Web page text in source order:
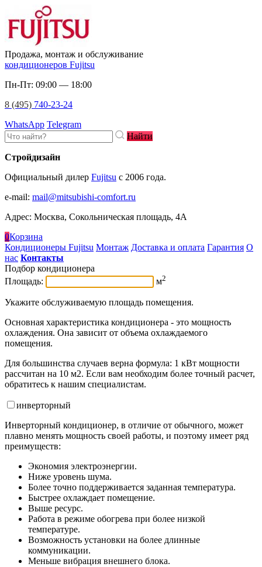
Продажа, монтаж и обслуживание
кондиционеров Fujitsu
Пн-Пт: 09:00 — 18:00
8 (495) 740-23-24
WhatsApp Telegram
Найти
Стройдизайн
Официальный дилер Fujitsu c 2006 года.
e-mail: mail@mitsubishi-comfort.ru
Адрес: Москва, Сокольническая площадь, 4А
0Корзина
Кондиционеры Fujitsu Монтаж Доставка и оплата Гарантия О
нас Контакты
Подбор кондиционера
Площадь:
м2
Укажите обслуживаемую площадь помещения.
Основная характеристика кондиционера - это мощность
охлаждения. Она зависит от объема охлаждаемого
помещения.
Для большинства случаев верна формула: 1 кВт мощности
рассчитан на 10 м2. Если вам необходим более точный расчет,
обратитесь к нашим специалистам.
инверторный
Инверторный кондиционер, в отличие от обычного, может
плавно менять мощность своей работы, и поэтому имеет ряд
преимуществ:
Экономия электроэнергии.
Ниже уровень шума.
Более точно поддерживается заданная температура.
Быстрее охлаждает помещение.
Выше ресурс.
Работа в режиме обогрева при более низкой
температуре.
Возможность установки на более длинные
коммуникации.
Меньше вибрация внешнего блока.